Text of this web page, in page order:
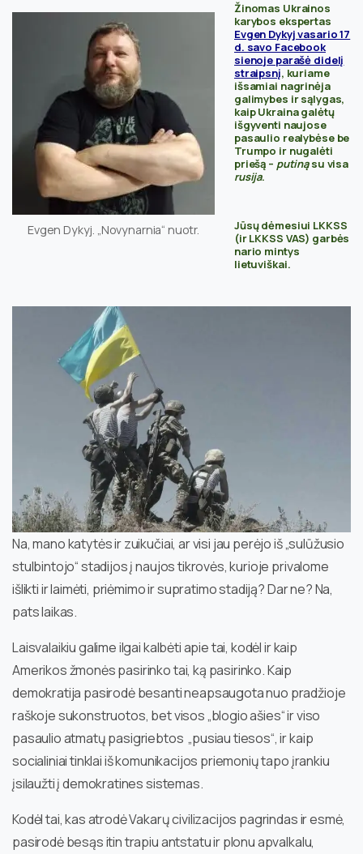
Evgen Dykyj. „Novynarnia“ nuotr.
Žinomas Ukrainos
karybos ekspertas
Evgen Dykyj vasario 17
d. savo Facebook
sienoje parašė didelį
straipsnį, kuriame
išsamiai nagrinėja
galimybes ir sąlygas,
kaip Ukraina galėtų
išgyventi naujose
pasaulio realybėse be
Trumpo ir nugalėti
priešą – putinąsu visa
rusija.
Jūsų dėmesiui LKKSS
(ir LKKSS VAS) garbės
nario mintys
lietuviškai.
Na, mano katytės ir zuikučiai, ar visi jau perėjo iš „sulūžusio
stulbintojo“ stadijos į naujos tikrovės, kurioje privalome
išlikti ir laimėti, priėmimo ir supratimo stadiją? Dar ne? Na,
pats laikas.
Laisvalaikiu galime ilgai kalbėti apie tai, kodėl ir kaip
Amerikos žmonės pasirinko tai, ką pasirinko. Kaip
demokratija pasirodė besanti neapsaugota nuo pradžioje
raškoje sukonstruotos, bet visos „blogio ašies“ ir viso
pasaulio atmatų pasigriebtos „pusiau tiesos“, ir kaip
socialiniai tinklai iš komunikacijos priemonių tapo įrankiu
įsilaužti į demokratines sistemas.
Kodėl tai, kas atrodė Vakarų civilizacijos pagrindas ir esmė,
pasirodė besąs itin trapiu antstatu ir plonu apvalkalu,